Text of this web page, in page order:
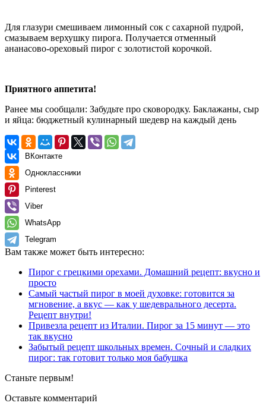
Для глазури смешиваем лимонный сок с сахарной пудрой,
смазываем верхушку пирога. Получается отменный
ананасово-ореховый пирог с золотистой корочкой.
Приятного аппетита!
Ранее мы сообщали: Забудьте про сковородку. Баклажаны, сыр
и яйца: бюджетный кулинарный шедевр на каждый день
ВКонтакте
Одноклассники
Pinterest
Viber
WhatsApp
Telegram
Вам также может быть интересно:
Пирог с грецкими орехами. Домашний рецепт: вкусно и
просто
Самый частый пирог в моей духовке: готовится за
мгновение, а вкус — как у шедеврального десерта.
Рецепт внутри!
Привезла рецепт из Италии. Пирог за 15 минут — это
так вкусно
Забытый рецепт школьных времен. Сочный и сладких
пирог: так готовит только моя бабушка
Станьте первым!
Оставьте комментарий